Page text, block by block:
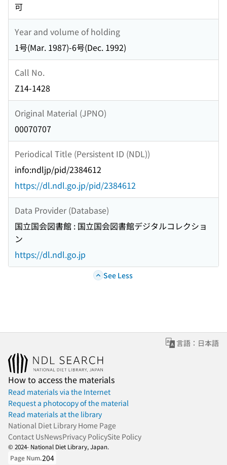
可
Year and volume of holding
1号(Mar. 1987)-6号(Dec. 1992)
Call No.
Z14-1428
Original Material (JPNO)
00070707
Periodical Title (Persistent ID (NDL))
info:ndljp/pid/2384612
https://dl.ndl.go.jp/pid/2384612
Data Provider (Database)
国立国会図書館 : 国立国会図書館デジタルコレクショ
ン
https://dl.ndl.go.jp
See Less
言語：日本語
How to access the materials
Read materials via the Internet
Request a photocopy of the material
Read materials at the library
National Diet Library Home Page
Contact UsNewsPrivacy PolicySite Policy
© 2024- National Diet Library, Japan.
Page Num.204